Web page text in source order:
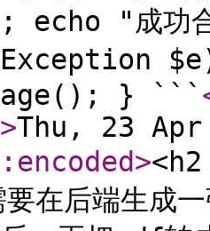
"成功
} ```
>Thu, 23 Apr
><h2 id="需求">需求</h2> <p>最近业务需要，需要在后端生成一张图片报告，思来想去，发现先生成规整的pdf后，再把pdf转成图片会轻松不少。</p> <p>目前网上的教程都是每页pdf单独转一张jpg，而需求是所有页面合并成一张图片。</p> <p>搜了网上不少教程，都是一页转一张，这次把合并的空白补上</p> <h2 id="准备工作">准备工作</h2> <ul> <li>准备一份pdf文件</li> <li>安装ImageMagick php扩展</li> <li>安装Ghostscript</li> </ul> <blockquote> <p><strong>为什么要装Ghostscript？</strong> PHP 本身并没有能力阅读 PDF，需借助第三方程序 Ghostscript</p> </blockquote> <blockquote> <p><strong>为什么偏偏Ghostscript，而不是其他第三方工具？</strong> ImageMagick 处理 PDF时，默认设置调用的就是 Ghostscript。同理：</p> <ul> <li>处理 JPG，调用的是 libjpeg。</li> <li>处理 PNG，调用的是 libpng。</li> </ul> </blockquote> <h3 id="ghostscriptlinux版要注意">Ghostscript(linux版要注意)</h3> <p>检查 ImageMagick 的安全策略。找到 <code>/etc/ImageMagick-6/policy.xml</code> 或 <code>/etc/ImageMagick/policy.xml</code> 。</p> <p>确保放开读写权限</p> <pre